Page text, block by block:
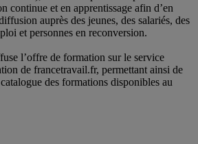
continue et en apprentissage afin d’en
auprès des jeunes, des salariés, des
et personnes en reconversion.
l’offre de formation sur le service
de francetravail.fr, permettant ainsi de
des formations disponibles au